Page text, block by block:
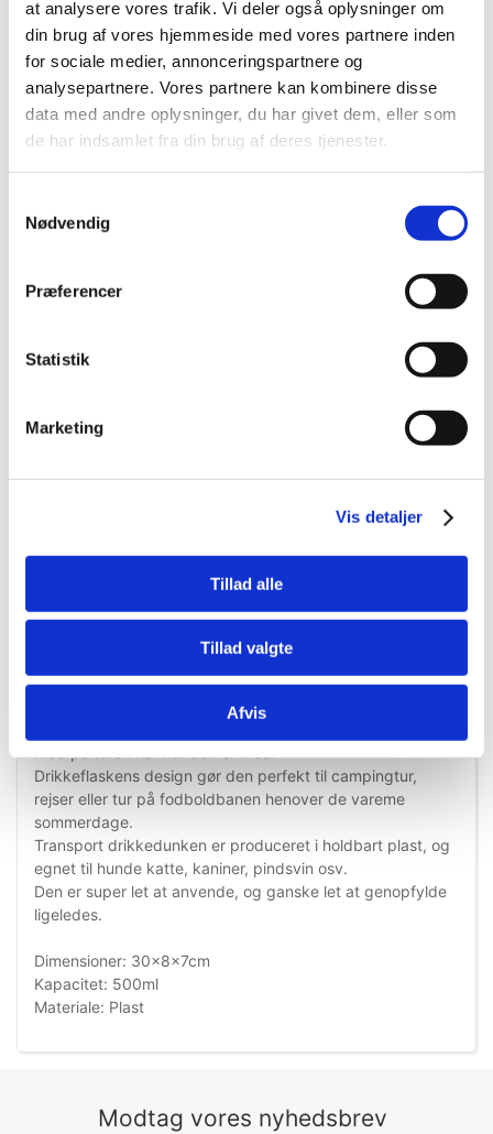
at analysere vores trafik. Vi deler også oplysninger om
din brug af vores hjemmeside med vores partnere inden
for sociale medier, annonceringspartnere og
analysepartnere. Vores partnere kan kombinere disse
data med andre oplysninger, du har givet dem, eller som
de har indsamlet fra din brug af deres tjenester.
Nødvendig
Præferencer
Statistik
Marketing
Vis detaljer
Tillad alle
Tillad valgte
Afvis
5707044025673
Nylon 70×52×52 cm –
Transporttaske med
Stålrørsramme
599,00
71013053
Wire til jordspyd dia
0,5cm længde 3M
Standard salgspris DKK
DKK 28,00 ekskl. moms
Køb nu
Transportable drikkeflaske med skål til dit kæledyr.
Det er vigtigt altid at være hydreret når du er på farten, og
det er ligeledes vigtigt for dit kæledyr at være hydreret,
Drikkeflaskens design gør den perfekt til campingtur,
rejser eller tur på fodboldbanen henover de vareme
sommerdage.
Transport drikkedunken er produceret i holdbart plast, og
egnet til hunde katte, kaniner, pindsvin osv.
Den er super let at anvende, og ganske let at genopfylde
ligeledes.
Dimensioner: 30x8x7cm
Kapacitet: 500ml
Materiale: Plast
Modtag vores nyhedsbrev